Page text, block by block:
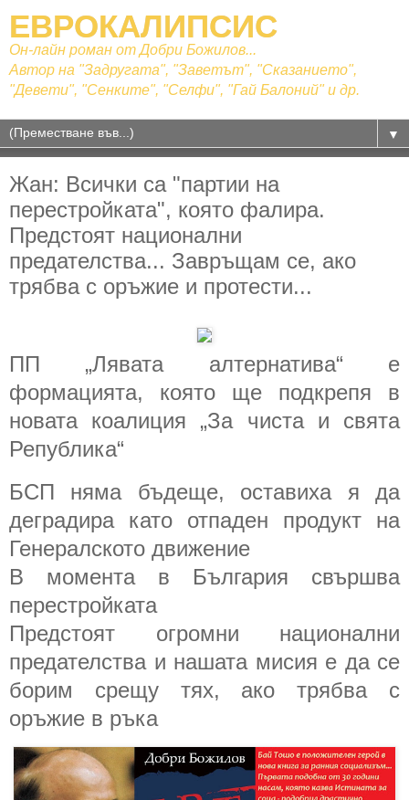
ЕВРОКАЛИПСИС
Он-лайн роман от Добри Божилов...
Автор на "Задругата", "Заветът", "Сказанието",
"Девети", "Сенките", "Селфи", "Гай Балоний" и др.
▼
Жан: Всички са "партии на
перестройката", която фалира.
Предстоят национални
предателства... Завръщам се, ако
трябва с оръжие и протести...
ПП „Лявата алтернатива“ е
формацията, която ще подкрепя в
новата коалиция „За чиста и свята
Република“
БСП няма бъдеще, оставиха я да
деградира като отпаден продукт на
Генералското движение
В момента в България свършва
перестройката
Предстоят огромни национални
предателства и нашата мисия е да се
борим срещу тях, ако трябва с
оръжие в ръка